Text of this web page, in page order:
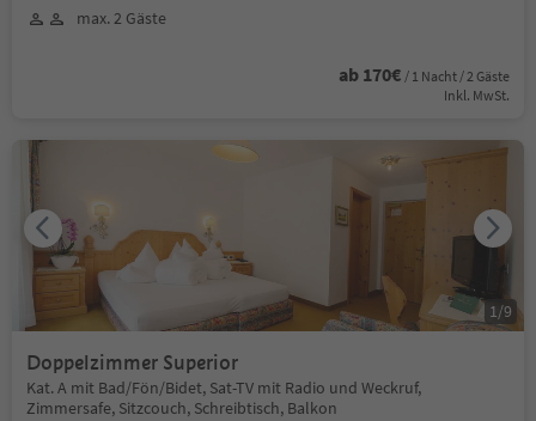
max. 2 Gäste
ab 170€ / 1 Nacht / 2 Gäste
Inkl. MwSt.
Doppelzimmer Superior
Kat. A mit Bad/Fön/Bidet, Sat-TV mit Radio und Weckruf,
Zimmersafe, Sitzcouch, Schreibtisch, Balkon
1/9